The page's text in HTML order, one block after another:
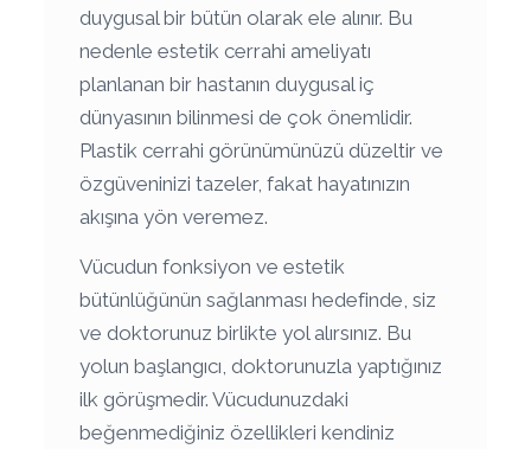
duygusal bir bütün olarak ele alınır. Bu
nedenle estetik cerrahi ameliyatı
planlanan bir hastanın duygusal iç
dünyasının bilinmesi de çok önemlidir.
Plastik cerrahi görünümünüzü düzeltir ve
özgüveninizi tazeler, fakat hayatınızın
akışına yön veremez.
Vücudun fonksiyon ve estetik
bütünlüğünün sağlanması hedefinde, siz
ve doktorunuz birlikte yol alırsınız. Bu
yolun başlangıcı, doktorunuzla yaptığınız
ilk görüşmedir. Vücudunuzdaki
beğenmediğiniz özellikleri kendiniz